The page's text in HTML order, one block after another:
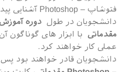
فتوشاپ – Photoshop آشنایی پیدا خواهند کرد.
دانشجویان در طول
مقدماتی با ابزار های گوناگون
عملی کار خواهند کرد.
دانشجویان قادر خواهند بود پس